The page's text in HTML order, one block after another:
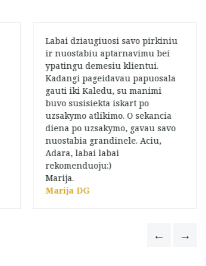
Labai dziaugiuosi savo pirkiniu
ir nuostabiu aptarnavimu bei
ypatingu demesiu klientui.
Kadangi pageidavau papuosala
gauti iki Kaledu, su manimi
buvo susisiekta iskart po
uzsakymo atlikimo. O sekancia
diena po uzsakymo, gavau savo
nuostabia grandinele. Aciu,
Adara, labai labai
rekomenduoju:)
Marija.
Marija DG